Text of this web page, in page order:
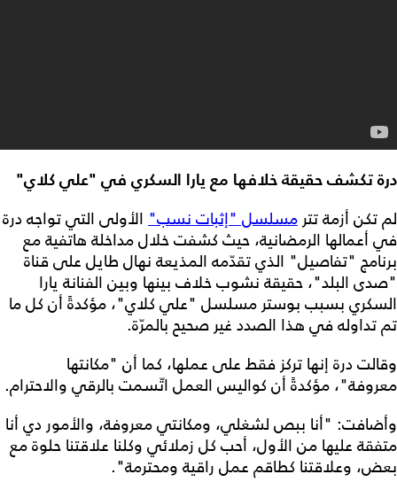
درة تكشف حقيقة خلافها مع يارا السكري في "علي كلاي"
لم تكن أزمة تتر مسلسل "إثبات نسب" الأولى التي تواجه درة
في أعمالها الرمضانية، حيث كشفت خلال مداخلة هاتفية مع
برنامج "تفاصيل" الذي تقدّمه المذيعة نهال طايل على قناة
"صدى البلد"، حقيقة نشوب خلاف بينها وبين الفنانة يارا
السكري بسبب بوستر مسلسل "علي كلاي"، مؤكدةً أن كل ما
تم تداوله في هذا الصدد غير صحيح بالمرّة.
وقالت درة إنها تركز فقط على عملها، كما أن "مكانتها
معروفة"، مؤكدةً أن كواليس العمل اتّسمت بالرقي والاحترام.
وأضافت: "أنا ببص لشغلي، ومكانتي معروفة، والأمور دي أنا
متفقة عليها من الأول، أحب كل زملائي وكلنا علاقتنا حلوة مع
بعض، وعلاقتنا كطاقم عمل راقية ومحترمة".